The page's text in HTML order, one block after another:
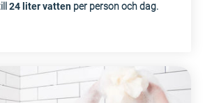
24 liter vatten per person och dag.